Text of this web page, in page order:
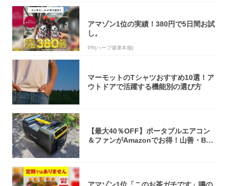
アマゾン1位の実績！380円で5日間お試
し。
PR(ハーブ健康本舗)
マーモットのTシャツおすすめ10選！ア
ウトドアで活躍する機能別の選び方
【最大40％OFF】ポータブルエアコン
＆ファンがAmazonでお得！山善・Bo